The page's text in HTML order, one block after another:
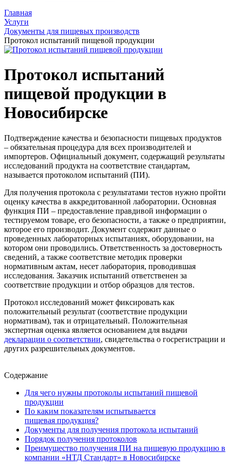
Главная
Услуги
Документы для пищевых производств
Протокол испытаний пищевой продукции
Протокол испытаний
пищевой продукции в
Новосибирске
Подтверждение качества и безопасности пищевых продуктов
– обязательная процедура для всех производителей и
импортеров. Официальный документ, содержащий результаты
исследований продукта на соответствие стандартам,
называется протоколом испытаний (ПИ).
Для получения протокола с результатами тестов нужно пройти
оценку качества в аккредитованной лаборатории. Основная
функция ПИ – предоставление правдивой информации о
тестируемом товаре, его безопасности, а также о предприятии,
которое его производит. Документ содержит данные о
проведенных лабораторных испытаниях, оборудовании, на
котором они проводились. Ответственность за достоверность
сведений, а также соответствие методик проверки
нормативным актам, несет лаборатория, проводившая
исследования. Заказчик испытаний ответственен за
соответствие продукции и отбор образцов для тестов.
Протокол исследований может фиксировать как
положительный результат (соответствие продукции
нормативам), так и отрицательный. Положительная
экспертная оценка является основанием для выдачи
декларации о соответствии, свидетельства о госрегистрации и
других разрешительных документов.
Содержание
Для чего нужны протоколы испытаний пищевой
продукции
По каким показателям испытывается
пищевая продукция?
Документы для получения протокола испытаний
Порядок получения протоколов
Преимущество получения ПИ на пищевую продукцию в
компании «НТД Стандарт» в Новосибирске